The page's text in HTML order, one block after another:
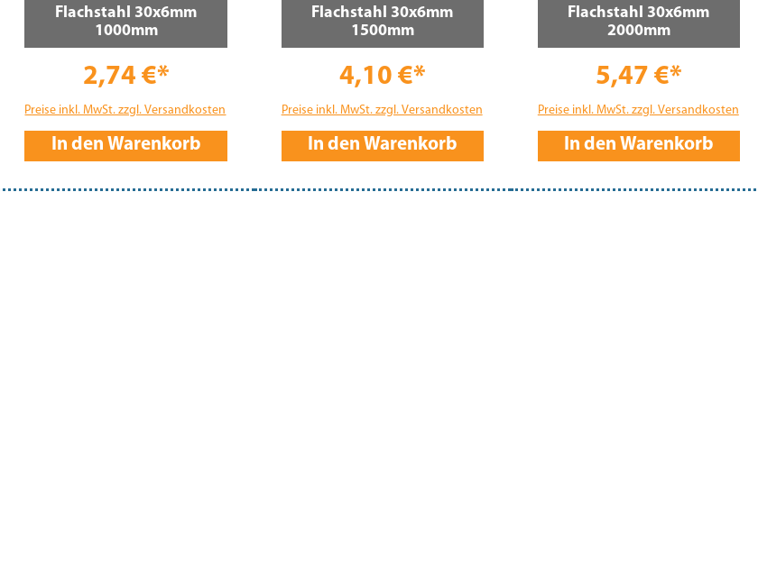
Flachstahl 30x6mm
1000mm
2,74 €*
Preise inkl. MwSt. zzgl. Versandkosten
In den Warenkorb
Flachstahl 30x6mm
1500mm
4,10 €*
Preise inkl. MwSt. zzgl. Versandkosten
In den Warenkorb
Flachstahl 30x6mm
2000mm
5,47 €*
Preise inkl. MwSt. zzgl. Versandkosten
In den Warenkorb